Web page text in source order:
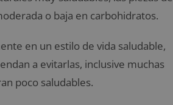
o baja en carbohidratos.
en un estilo de vida saludable,
a evitarlas, inclusive muchas
poco saludables.